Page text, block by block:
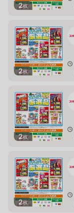
2枚
2枚
2枚
2枚